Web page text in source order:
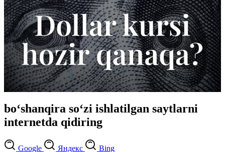
bo‘shanqira so‘zi ishlatilgan saytlarni
internetda qidiring
Google Яндекс Bing